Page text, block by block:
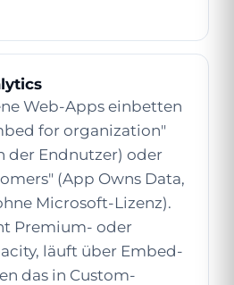
Web-Apps einbetten
for organization"
der Endnutzer) oder
(App Owns Data,
Microsoft-Lizenz).
Premium- oder
läuft über Embed-
das in Custom-